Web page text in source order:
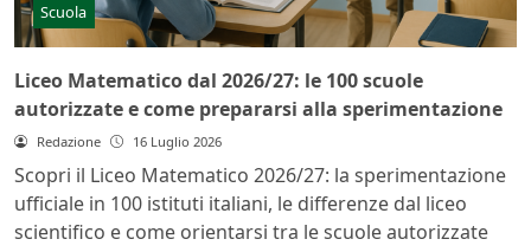
Scuola
Liceo Matematico dal 2026/27: le 100 scuole
autorizzate e come prepararsi alla sperimentazione
Redazione 16 Luglio 2026
Scopri il Liceo Matematico 2026/27: la sperimentazione
ufficiale in 100 istituti italiani, le differenze dal liceo
scientifico e come orientarsi tra le scuole autorizzate